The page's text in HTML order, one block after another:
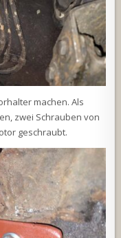
machen. Als
zwei Schrauben von
geschraubt.